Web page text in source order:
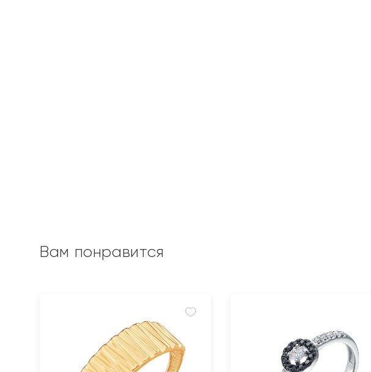
Вам понравится